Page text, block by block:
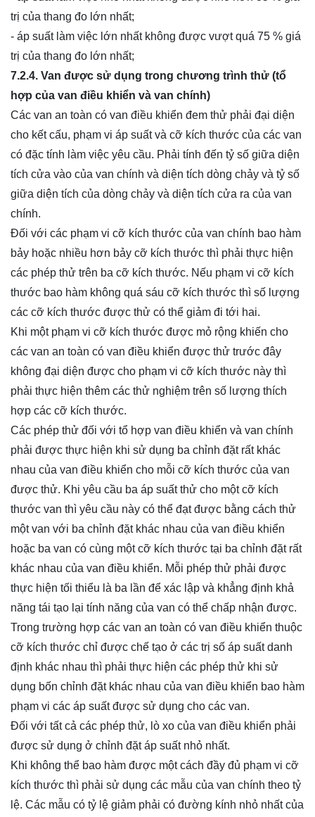
trị của thang đo lớn nhất;
- áp suất làm việc lớn nhất không được vượt quá 75 % giá
trị của thang đo lớn nhất;
7.2.4. Van được sử dụng trong chương trình thử (tổ
hợp của van điều khiển và van chính)
Các van an toàn có van điều khiển đem thử phải đại diện
cho kết cấu, phạm vi áp suất và cỡ kích thước của các van
có đặc tính làm việc yêu cầu. Phải tính đến tỷ số giữa diện
tích cửa vào của van chính và diện tích dòng chảy và tỷ số
giữa diện tích của dòng chảy và diện tích cửa ra của van
chính.
Đối với các phạm vi cỡ kích thước của van chính bao hàm
bảy hoặc nhiều hơn bảy cỡ kích thước thì phải thực hiện
các phép thử trên ba cỡ kích thước. Nếu phạm vi cỡ kích
thước bao hàm không quá sáu cỡ kích thước thì số lượng
các cỡ kích thước được thử có thể giảm đi tới hai.
Khi một phạm vi cỡ kích thước được mỏ rộng khiến cho
các van an toàn có van điều khiển được thử trước đây
không đại diện được cho phạm vi cỡ kích thước này thì
phải thực hiện thêm các thử nghiệm trên số lượng thích
hợp các cỡ kích thước.
Các phép thử đối với tổ hợp van điều khiển và van chính
phải được thực hiện khi sử dụng ba chỉnh đặt rất khác
nhau của van điều khiển cho mỗi cỡ kích thước của van
được thử. Khi yêu cầu ba áp suất thử cho một cỡ kích
thước van thì yêu cầu này có thể đạt được bằng cách thử
một van với ba chỉnh đặt khác nhau của van điều khiển
hoặc ba van có cùng một cỡ kích thước tại ba chỉnh đặt rất
khác nhau của van điều khiển. Mỗi phép thử phải được
thực hiện tối thiểu là ba lần để xác lập và khẳng định khả
năng tái tạo lại tính năng của van có thể chấp nhận được.
Trong trường hợp các van an toàn có van điều khiển thuộc
cỡ kích thước chỉ được chế tạo ở các trị số áp suất danh
định khác nhau thì phải thực hiện các phép thử khi sử
dụng bốn chỉnh đặt khác nhau của van điều khiển bao hàm
phạm vi các áp suất được sử dụng cho các van.
Đối với tất cả các phép thử, lò xo của van điều khiển phải
được sử dụng ở chỉnh đặt áp suất nhỏ nhất.
Khi không thể bao hàm được một cách đầy đủ phạm vi cỡ
kích thước thì phải sử dụng các mẫu của van chính theo tỷ
lệ. Các mẫu có tỷ lệ giảm phải có đường kính nhỏ nhất của